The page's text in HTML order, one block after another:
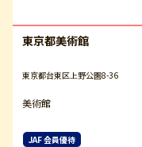
東京都美術館
東京都台東区上野公園8-36
美術館
JAF 会員優待